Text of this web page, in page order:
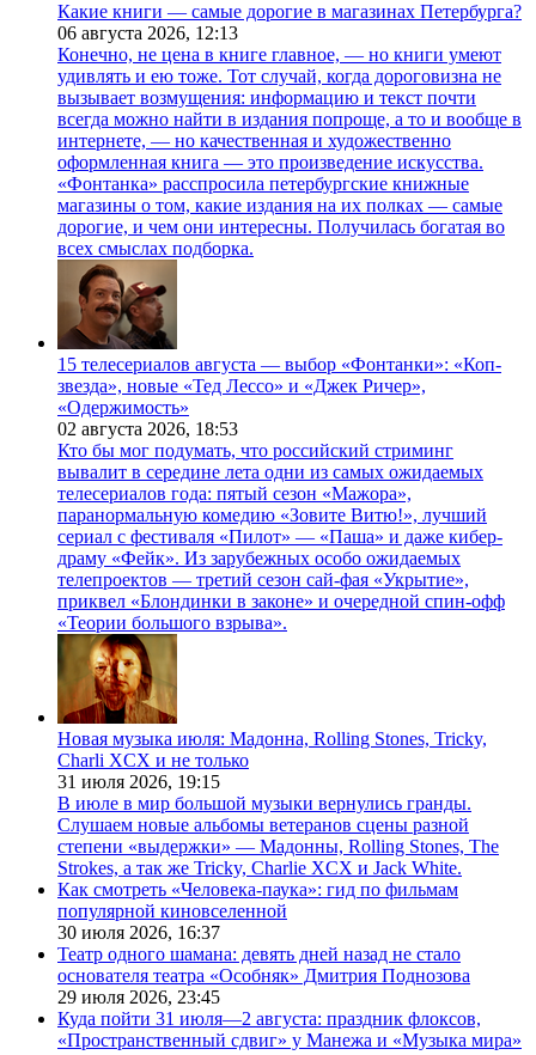
Какие книги — самые дорогие в магазинах Петербурга?
06 августа 2026, 12:13
Конечно, не цена в книге главное, — но книги умеют
удивлять и ею тоже. Тот случай, когда дороговизна не
вызывает возмущения: информацию и текст почти
всегда можно найти в издания попроще, а то и вообще в
интернете, — но качественная и художественно
оформленная книга — это произведение искусства.
«Фонтанка» расспросила петербургские книжные
магазины о том, какие издания на их полках — самые
дорогие, и чем они интересны. Получилась богатая во
всех смыслах подборка.
15 телесериалов августа — выбор «Фонтанки»: «Коп-
звезда», новые «Тед Лессо» и «Джек Ричер»,
«Одержимость»
02 августа 2026, 18:53
Кто бы мог подумать, что российский стриминг
вывалит в середине лета одни из самых ожидаемых
телесериалов года: пятый сезон «Мажора»,
паранормальную комедию «Зовите Витю!», лучший
сериал с фестиваля «Пилот» — «Паша» и даже кибер-
драму «Фейк». Из зарубежных особо ожидаемых
телепроектов — третий сезон сай-фая «Укрытие»,
приквел «Блондинки в законе» и очередной спин-офф
«Теории большого взрыва».
Новая музыка июля: Мадонна, Rolling Stones, Tricky,
Charli XCX и не только
31 июля 2026, 19:15
В июле в мир большой музыки вернулись гранды.
Слушаем новые альбомы ветеранов сцены разной
степени «выдержки» — Мадонны, Rolling Stones, The
Strokes, а так же Tricky, Charlie XCX и Jack White.
Как смотреть «Человека-паука»: гид по фильмам
популярной киновселенной
30 июля 2026, 16:37
Театр одного шамана: девять дней назад не стало
основателя театра «Особняк» Дмитрия Поднозова
29 июля 2026, 23:45
Куда пойти 31 июля—2 августа: праздник флоксов,
«Пространственный сдвиг» у Манежа и «Музыка мира»